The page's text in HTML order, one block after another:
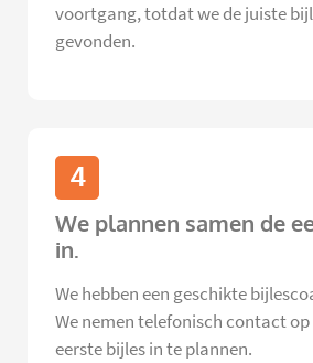
voortgang, totdat we de juiste
gevonden.
4
We plannen samen de
in.
We hebben een geschikte
We nemen telefonisch contact
eerste bijles in te plannen.